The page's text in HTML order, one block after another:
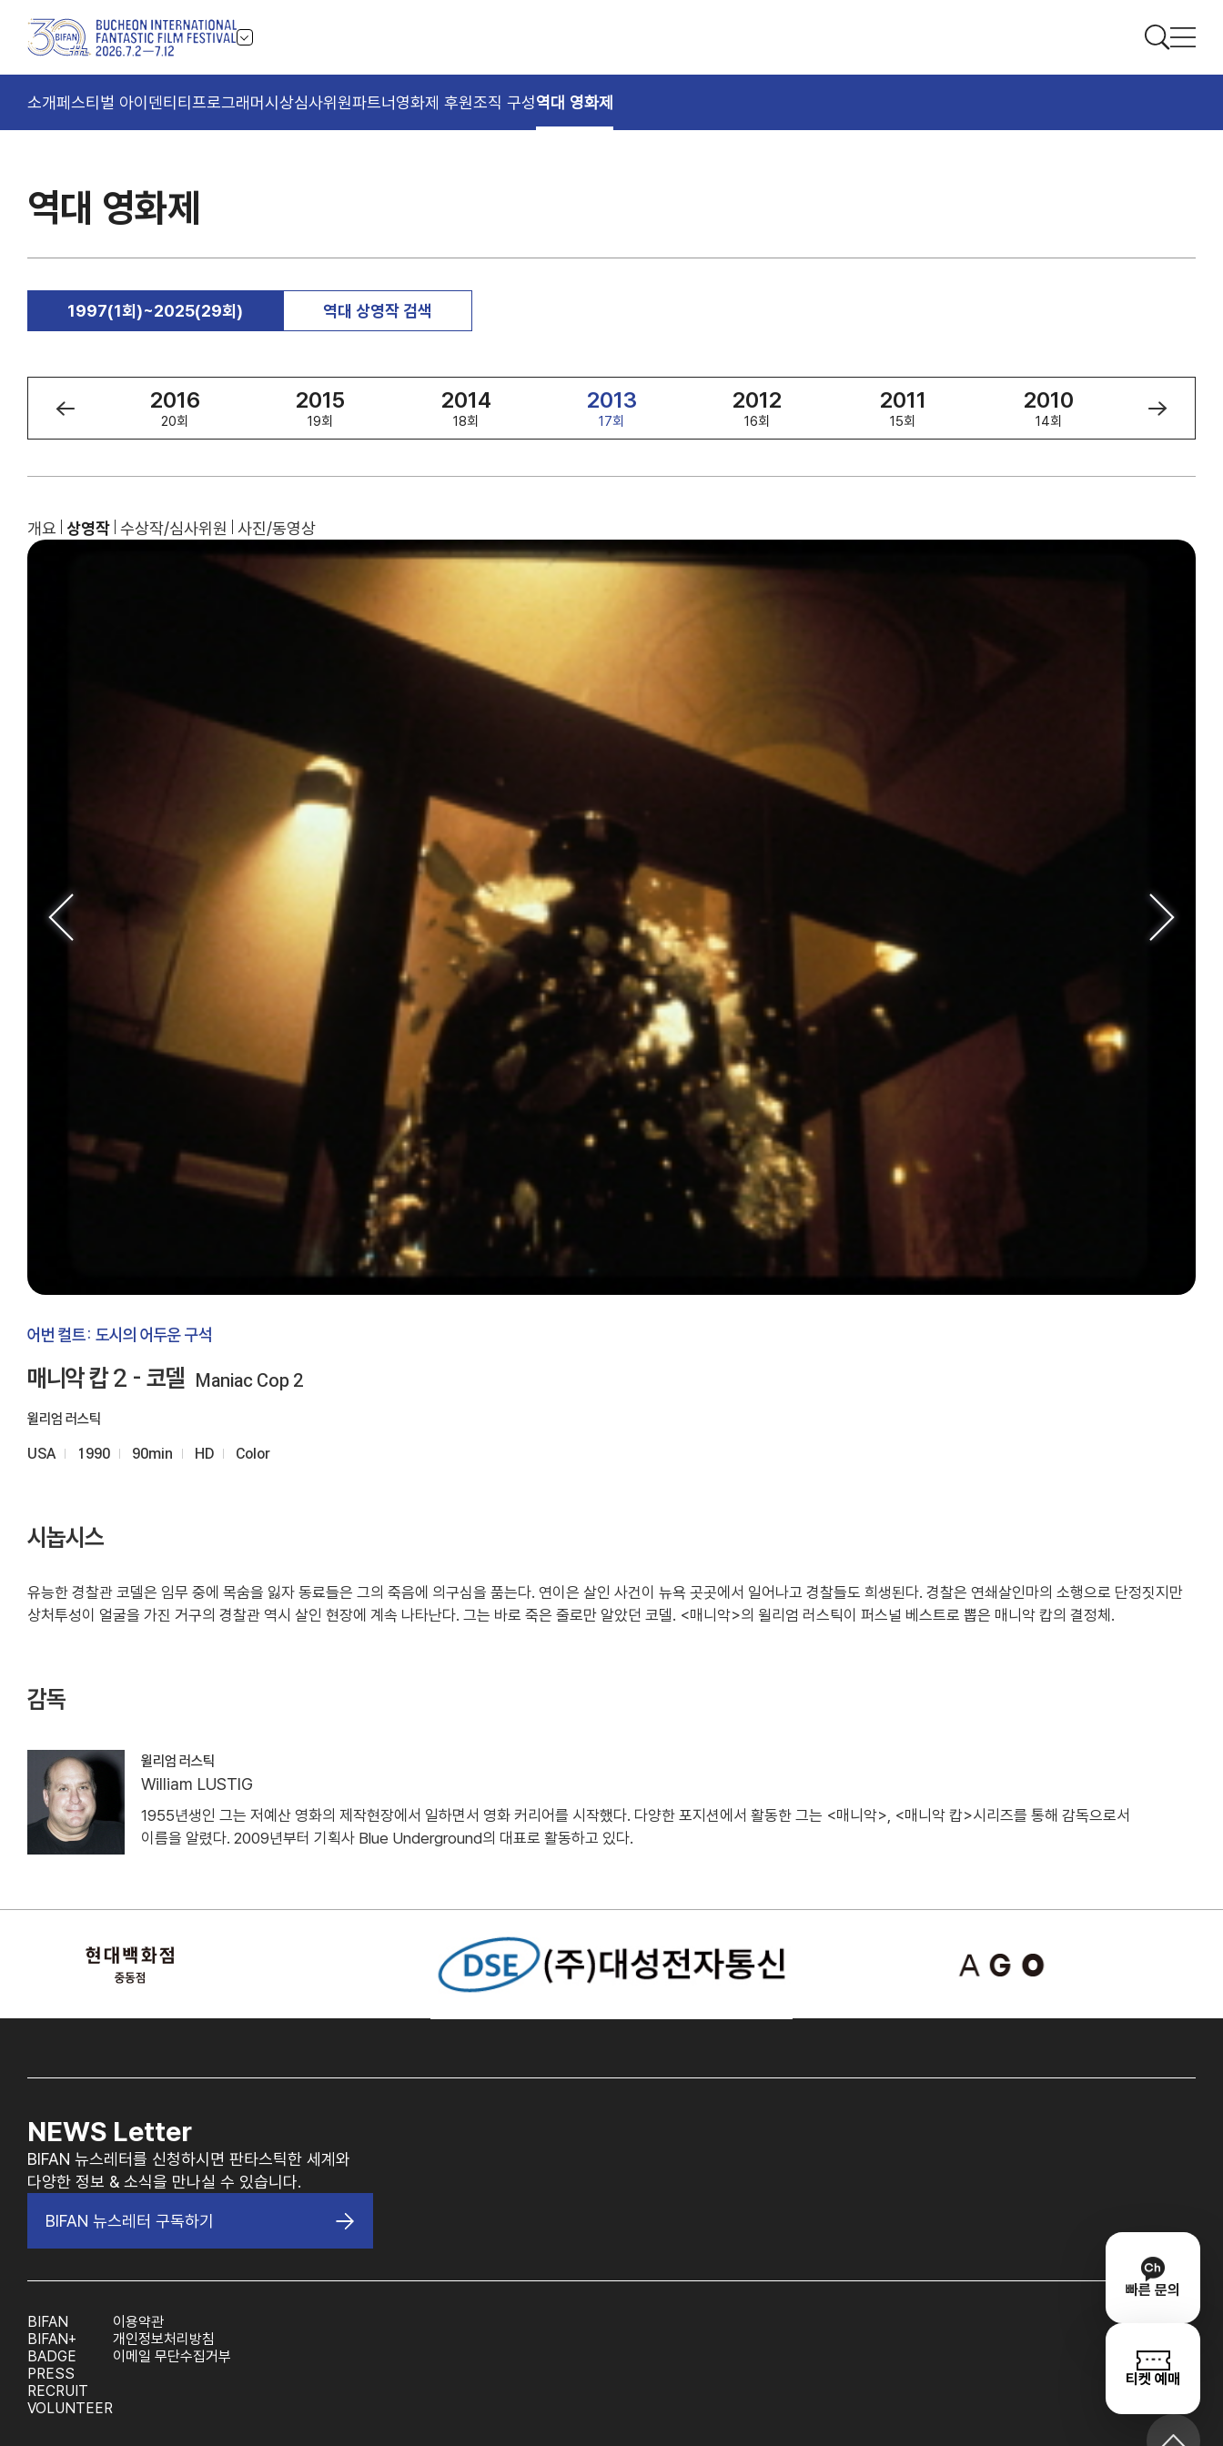
빠른 문의
티켓 예매
소개페스티벌 아이덴티티 프로그래머시상심사위원파트너영화제 후원조직 구성역대 영화제
역대 영화제
1997(1회)~2025(29회) 역대 상영작 검색
2016
20회
2015
19회
2014
18회
2013
17회
2012
16회
2011
15회
2010
14회
개요 상영작 수상작/심사위원 사진/동영상
어번 컬트: 도시의 어두운 구석
매니악 캅 2 - 코델 Maniac Cop 2
윌리엄 러스틱
USA 1990 90min HD Color
시놉시스
유능한 경찰관 코델은 임무 중에 목숨을 잃자 동료들은 그의 죽음에 의구심을 품는다. 연이은 살인 사건이 뉴욕 곳곳에서 일어나고 경찰들도 희생된다. 경찰은 연쇄살인마의 소행으로 단정짓지만
상처투성이 얼굴을 가진 거구의 경찰관 역시 살인 현장에 계속 나타난다. 그는 바로 죽은 줄로만 알았던 코델. <매니악>의 윌리엄 러스틱이 퍼스널 베스트로 뽑은 매니악 캅의 결정체.
감독
윌리엄 러스틱
William LUSTIG
1955년생인 그는 저예산 영화의 제작현장에서 일하면서 영화 커리어를 시작했다. 다양한 포지션에서 활동한 그는 <매니악>, <매니악 캅>시리즈를 통해 감독으로서
이름을 알렸다. 2009년부터 기획사 Blue Underground의 대표로 활동하고 있다.
NEWS Letter
BIFAN 뉴스레터를 신청하시면 판타스틱한 세계와
다양한 정보 & 소식을 만나실 수 있습니다.
BIFAN 뉴스레터 구독하기
BIFAN
BIFAN+
BADGE
PRESS
RECRUIT
VOLUNTEER
이용약관
개인정보처리방침
이메일 무단수집거부